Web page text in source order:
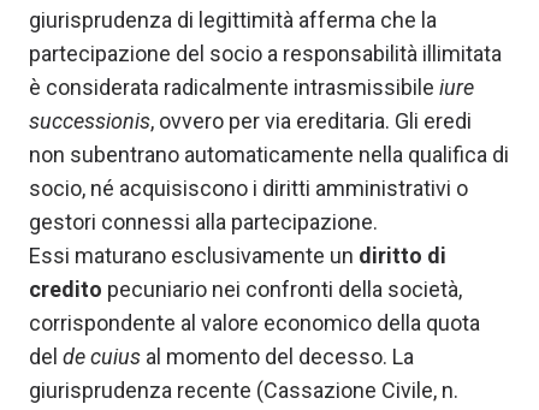
giurisprudenza di legittimità afferma che la
partecipazione del socio a responsabilità illimitata
è considerata radicalmente intrasmissibile iure
successionis, ovvero per via ereditaria. Gli eredi
non subentrano automaticamente nella qualifica di
socio, né acquisiscono i diritti amministrativi o
gestori connessi alla partecipazione.
Essi maturano esclusivamente un diritto di
credito pecuniario nei confronti della società,
corrispondente al valore economico della quota
del de cuius al momento del decesso. La
giurisprudenza recente (Cassazione Civile, n.